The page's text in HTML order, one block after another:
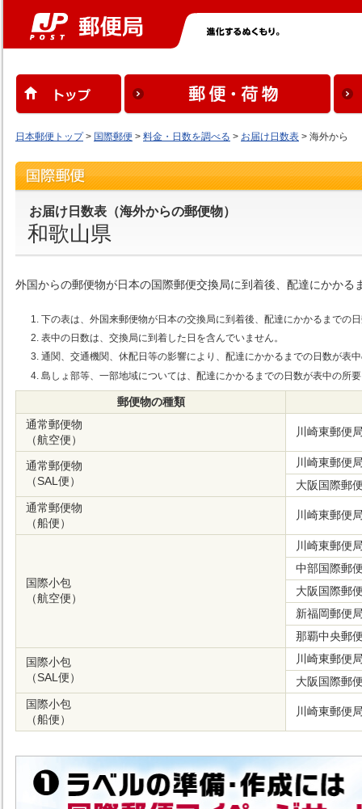
日本郵便トップ> 国際郵便 > 料金・日数を調べる > お届け日数表 > 海外から
お届け日数表（海外からの郵便物）
和歌山県
外国からの郵便物が日本の国際郵便交換局に到着後、配達にかかる
下の表は、外国来郵便物が日本の交換局に到着後、配達にかかるまでの
表中の日数は、交換局に到着した日を含んでいません。
通関、交通機関、休配日等の影響により、配達にかかるまでの日数が表
島しょ部等、一部地域については、配達にかかるまでの日数が表中の所
郵便物の種類
通常郵便物
（航空便）
川崎東郵便
通常郵便物
（SAL便）
川崎東郵便
大阪国際郵
通常郵便物
（船便）
川崎東郵便
国際小包
（航空便）
川崎東郵便
中部国際郵
大阪国際郵
新福岡郵便
那覇中央郵
国際小包
（SAL便）
川崎東郵便
大阪国際郵
国際小包
（船便）
川崎東郵便